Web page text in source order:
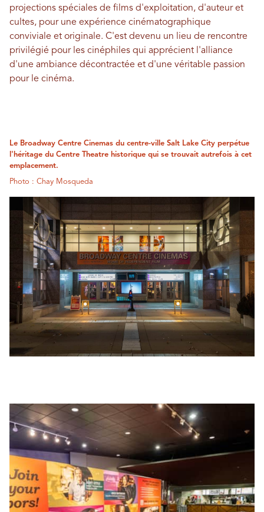
projections spéciales de films d'exploitation, d'auteur et
cultes, pour une expérience cinématographique
conviviale et originale. C'est devenu un lieu de rencontre
privilégié pour les cinéphiles qui apprécient l'alliance
d'une ambiance décontractée et d'une véritable passion
pour le cinéma.
Le Broadway Centre Cinemas du centre-ville Salt Lake City perpétue
l'héritage du Centre Theatre historique qui se trouvait autrefois à cet
emplacement.
Photo : Chay Mosqueda